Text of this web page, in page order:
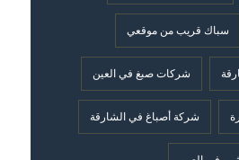
سباك قريب من موقعي
شركات صبغ في العين
شركة أصباغ في الشارقة